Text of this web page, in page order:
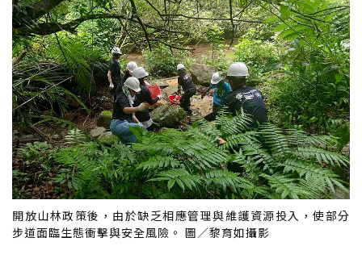
開放山林政策後，由於缺乏相應管理與維護資源投入，使部分
步道面臨生態衝擊與安全風險。 圖／黎育如攝影